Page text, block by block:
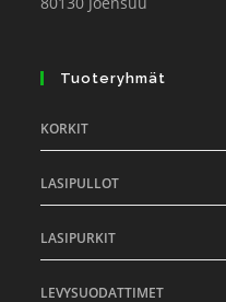
Tuoteryhmät
KORKIT
LASIPULLOT
LASIPURKIT
LEVYSUODATTIMET